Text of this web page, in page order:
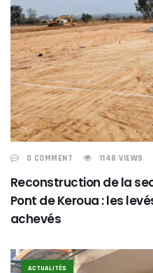
0 COMMENT 1148 VIEWS
Reconstruction de la
Pont de Keroua : les
achevés
ACTUALITÉS